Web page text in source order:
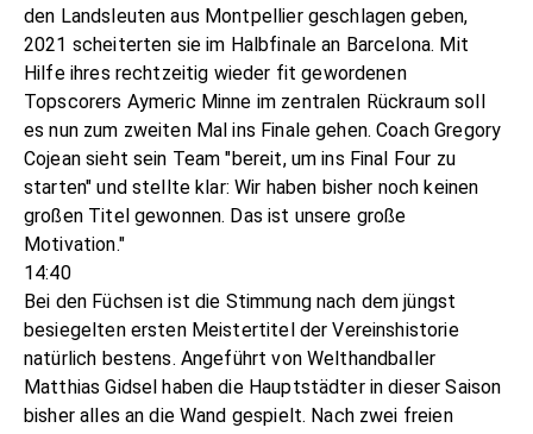
den Landsleuten aus Montpellier geschlagen geben,
2021 scheiterten sie im Halbfinale an Barcelona. Mit
Hilfe ihres rechtzeitig wieder fit gewordenen
Topscorers Aymeric Minne im zentralen Rückraum soll
es nun zum zweiten Mal ins Finale gehen. Coach Gregory
Cojean sieht sein Team "bereit, um ins Final Four zu
starten" und stellte klar: Wir haben bisher noch keinen
großen Titel gewonnen. Das ist unsere große
Motivation."
14:40
Bei den Füchsen ist die Stimmung nach dem jüngst
besiegelten ersten Meistertitel der Vereinshistorie
natürlich bestens. Angeführt von Welthandballer
Matthias Gidsel haben die Hauptstädter in dieser Saison
bisher alles an die Wand gespielt. Nach zwei freien